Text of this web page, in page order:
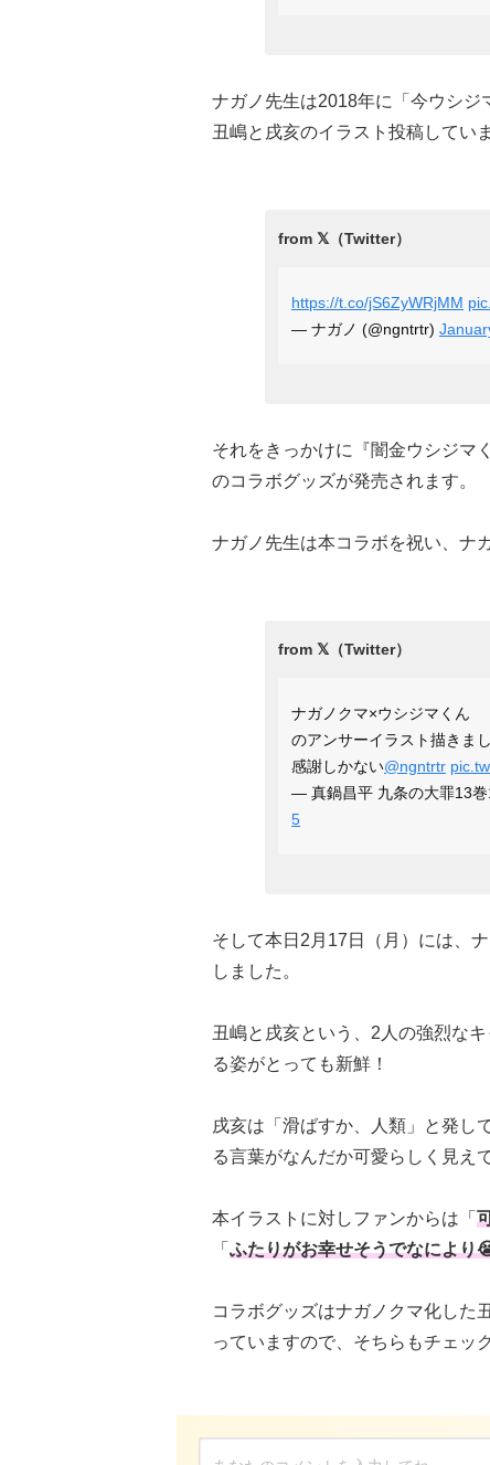
ナガノ先生は2018年に「今ウシジ
丑嶋と戌亥のイラスト投稿してい
https://t.co/jS6ZyWRjMM
— ナガノ (@ngntrtr)
それをきっかけに『闇金ウシジマ
のコラボグッズが発売されます。
ナガノ先生は本コラボを祝い、ナ
ナガノクマ×ウシジマくん
のアンサーイラスト描きまし
感謝しかない@ngntrtr
— 真鍋昌平 九条の大罪13
5
そして本日2月17日（月）には、
しました。
丑嶋と戌亥という、2人の強烈な
る姿がとっても新鮮！
戌亥は「滑ばすか、人類」と発し
る言葉がなんだか可愛らしく見え
本イラストに対しファンからは「
「 ふたりがお幸せそうでなにより
コラボグッズはナガノクマ化した
っていますので、そちらもチェッ